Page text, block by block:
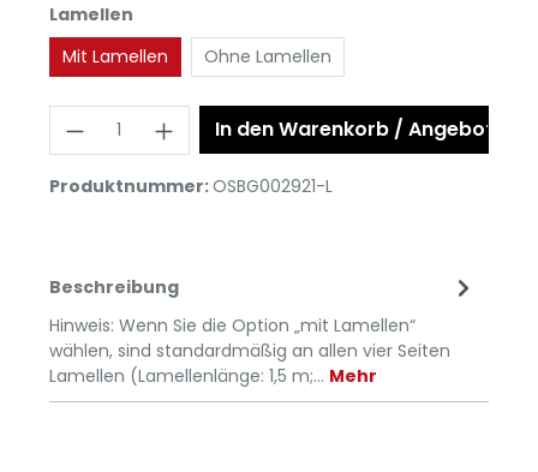
Lamellen
Mit Lamellen
Ohne Lamellen
In den Warenkorb / Angebot
Produktnummer:OSBG002921-L
Beschreibung
Hinweis: Wenn Sie die Option „mit Lamellen“
wählen, sind standardmäßig an allen vier Seiten
Lamellen (Lamellenlänge: 1,5 m;… Mehr